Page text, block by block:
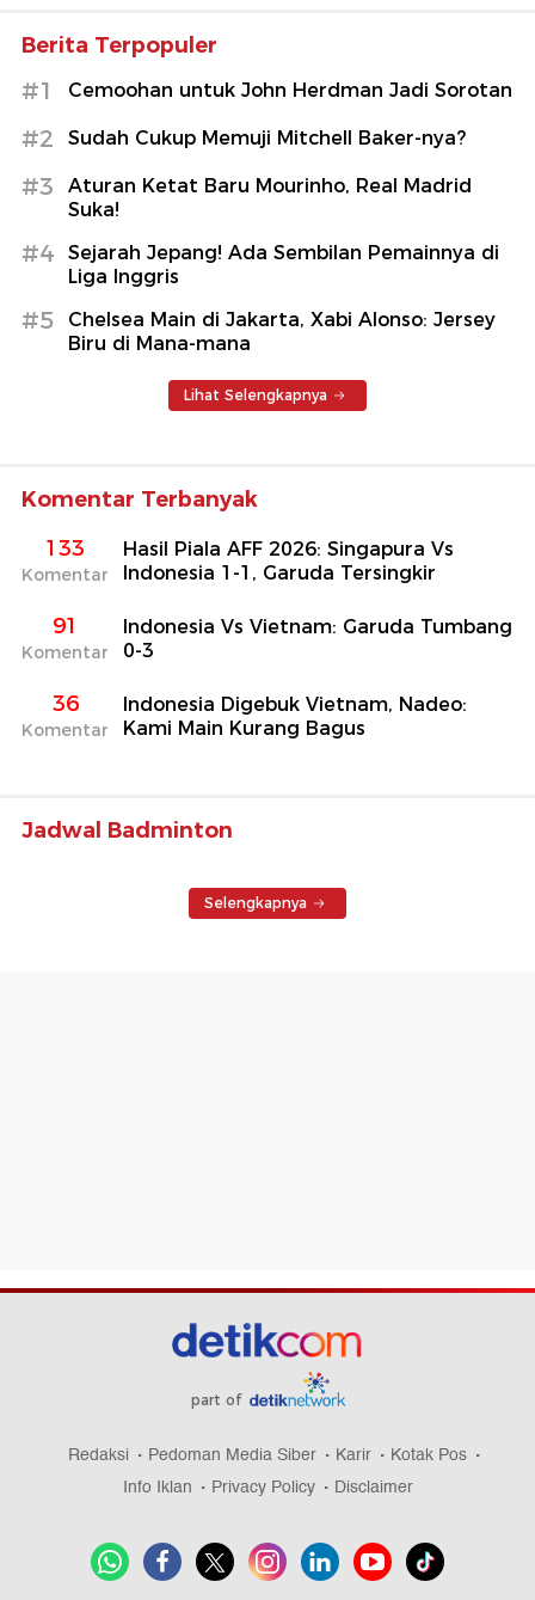
Berita Terpopuler
#1 Cemoohan untuk John Herdman Jadi Sorotan
#2 Sudah Cukup Memuji Mitchell Baker-nya?
#3
Aturan Ketat Baru Mourinho, Real Madrid
Suka!
#4
Sejarah Jepang! Ada Sembilan Pemainnya di
Liga Inggris
#5
Chelsea Main di Jakarta, Xabi Alonso: Jersey
Biru di Mana-mana
Lihat Selengkapnya
Komentar Terbanyak
133
Komentar
Hasil Piala AFF 2026: Singapura Vs
Indonesia 1-1, Garuda Tersingkir
91
Komentar
Indonesia Vs Vietnam: Garuda Tumbang
0-3
36
Komentar
Indonesia Digebuk Vietnam, Nadeo:
Kami Main Kurang Bagus
Jadwal Badminton
Selengkapnya
part of
Redaksi Pedoman Media Siber Karir
Kotak Pos
Info Iklan
Privacy Policy Disclaimer